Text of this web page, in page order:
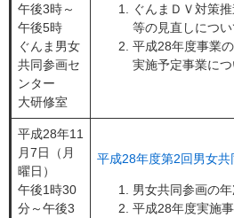
午後3時～
午後5時
ぐんま男女
共同参画セ
ンター
大研修室
ぐんまＤＶ対策
等の見直しについ
平成28年度事業
実施予定事業に
平成28年11
月7日（月
曜日）
午後1時30
分～午後3
平成28年度第2回男女
男女共同参画の
平成28年度実施